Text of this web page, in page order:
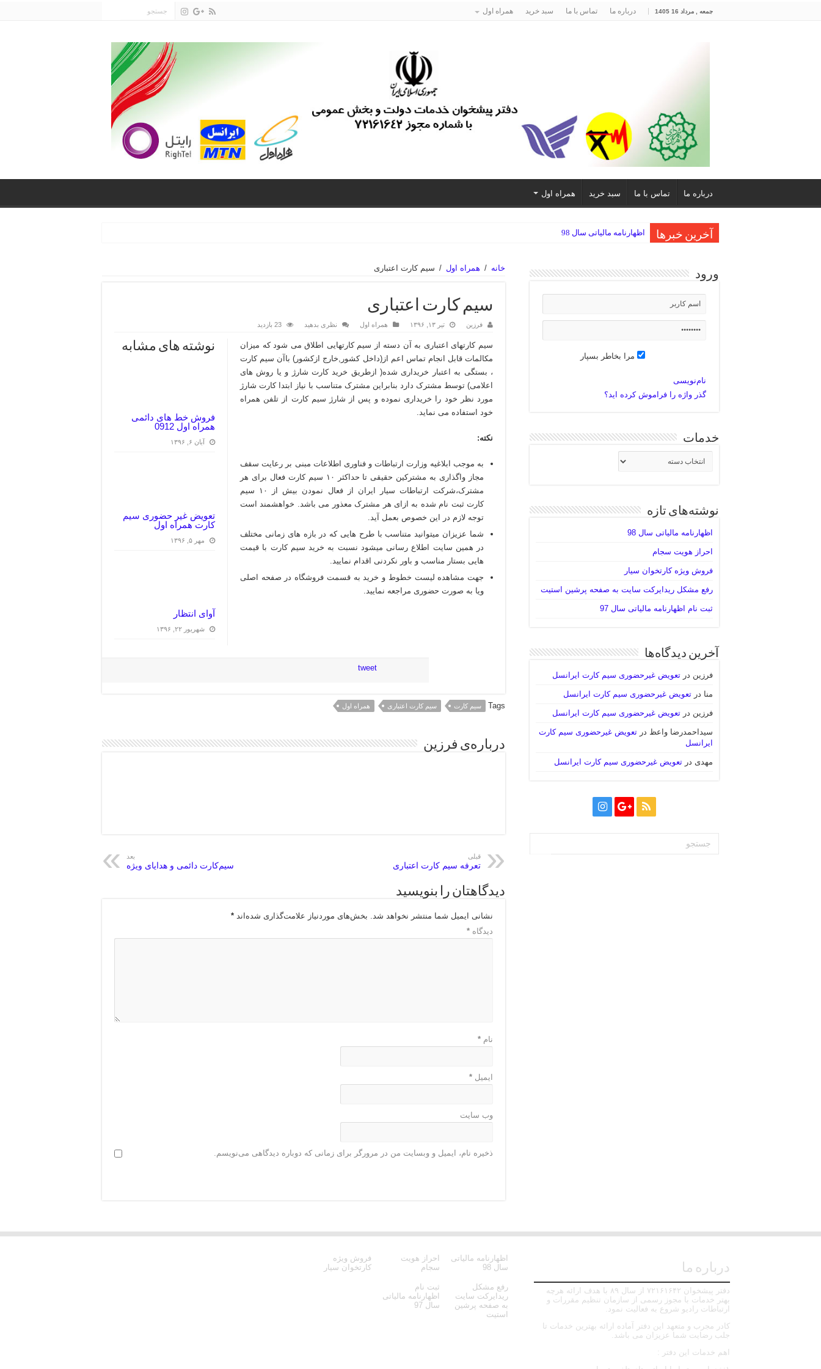
جمعه , مرداد 16 1405 درباره ما تماس با ما سبد خرید همراه اول
درباره ما تماس با ما سبد خرید همراه اول
آخرین خبرها اظهارنامه مالیاتی سال 98
فروش ویژه کارتخوان سیار
ثبت نام غیرحضوری شماره همسان رایتل
خانه / همراه اول / سیم کارت اعتباری
سیم کارت اعتباری
فرزین تیر ۱۳, ۱۳۹۶ همراه اول نظری بدهید 23 بازدید
نوشته های مشابه
فروش خط های دائمی
همراه اول 0912
آبان ۶, ۱۳۹۶
تعویض غیر حضوری سیم
کارت همراه اول
مهر ۵, ۱۳۹۶
آوای انتظار
شهریور ۲۲, ۱۳۹۶
سیم کارتهای اعتباری به آن دسته از سیم کارتهایی اطلاق می شود که میزان
مکالمات قابل انجام تماس اعم از(داخل کشور,خارج ازکشور) باآن سیم کارت
، بستگی به اعتبار خریداری شده( ازطریق خرید کارت شارژ و یا روش های
اعلامی) توسط مشترک دارد بنابراین مشترک متناسب با نیاز ابتدا کارت شارژ
مورد نظر خود را خریداری نموده و پس از شارژ سیم کارت از تلفن همراه
خود استفاده می نماید.
نکته:
به موجب ابلاغیه وزارت ارتباطات و فناوری اطلاعات مبنی بر رعایت سقف
مجاز واگذاری به مشترکین حقیقی تا حداکثر ۱۰ سیم کارت فعال برای هر
مشترک،شرکت ارتباطات سیار ایران از فعال نمودن بیش از ۱۰ سیم
کارت ثبت نام شده به ازای هر مشترک معذور می باشد. خواهشمند است
توجه لازم در این خصوص بعمل آید.
شما عزیزان میتوانید متناسب با طرح هایی که در بازه های زمانی مختلف
در همین سایت اطلاع رسانی میشود نسبت به خرید سیم کارت با قیمت
هایی بستار مناسب و باور نکردنی اقدام نمایید.
جهت مشاهده لیست خطوط و خرید به قسمت فروشگاه در صفحه اصلی
ویا به صورت حضوری مراجعه نمایید.
tweet
Tags سیم کارت سیم کارت اعتباری همراه اول
درباره‌ی فرزین
قبلی
تعرفه سیم کارت اعتباری
بعد
سیم‌کارت دائمی و هدایای ویژه
دیدگاهتان را بنویسید
نشانی ایمیل شما منتشر نخواهد شد. بخش‌های موردنیاز علامت‌گذاری شده‌اند *
دیدگاه *
نام *
ایمیل *
وب‌ سایت
ذخیره نام، ایمیل و وبسایت من در مرورگر برای زمانی که دوباره دیدگاهی می‌نویسم.
ورود
مرا بخاطر بسپار
نام‌نویسی
گذر واژه را فراموش کرده اید؟
خدمات
نوشته‌های تازه
اظهارنامه مالیاتی سال 98
احراز هویت سجام
فروش ویژه کارتخوان سیار
رفع مشکل ریدایرکت سایت به صفحه پرشین استیت
ثبت نام اظهارنامه مالیاتی سال 97
آخرین دیدگاه‌ها
فرزین در تعویض غیرحضوری سیم کارت ایرانسل
منا در تعویض غیرحضوری سیم کارت ایرانسل
فرزین در تعویض غیرحضوری سیم کارت ایرانسل
سیداحمدرضا واعظ در تعویض غیرحضوری سیم کارت
ایرانسل
مهدی در تعویض غیرحضوری سیم کارت ایرانسل
درباره ما
دفتر پیشخوان ۷۲۱۶۱۶۴۲ از سال ۸۹ با هدف ارائه هرچه
بهتر خدمات با مجوز رسمی از سازمان تنظیم مقررات و
ارتباطات رادیو شروع به فعالیت نمود.
کادر مجرب و متعهد این دفتر آماده ارائه بهترین خدمات تا
جلب رضایت شما عزیزان می باشد.
اهم خدمات این دفتر :
اظهارنامه مالیاتی
سال 98
احراز هویت
سجام
فروش ویژه
کارتخوان سیار
رفع مشکل
ریدایرکت سایت
به صفحه پرشین
استیت
ثبت نام
اظهارنامه مالیاتی
سال 97